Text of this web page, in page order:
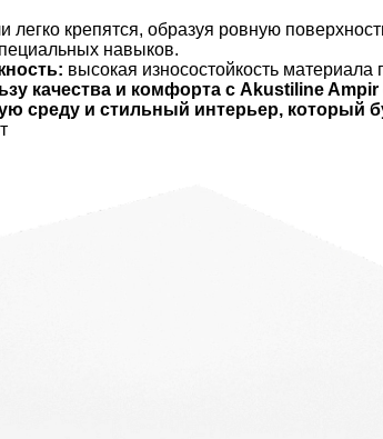
легко крепятся, образуя ровную
навыков.
высокая износостойкость материала
качества и комфорта с Akustiline
среду и стильный интерьер, который